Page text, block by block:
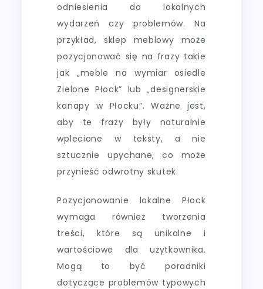
odniesienia do lokalnych
wydarzeń czy problemów. Na
przykład, sklep meblowy może
pozycjonować się na frazy takie
jak „meble na wymiar osiedle
Zielone Płock” lub „designerskie
kanapy w Płocku”. Ważne jest,
aby te frazy były naturalnie
wplecione w teksty, a nie
sztucznie upychane, co może
przynieść odwrotny skutek.
Pozycjonowanie lokalne Płock
wymaga również tworzenia
treści, które są unikalne i
wartościowe dla użytkownika.
Mogą to być poradniki
dotyczące problemów typowych